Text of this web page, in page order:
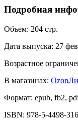
Подробная
Объем: 204 стр.
Дата выпуска: 27
Возрастное
В магазинах: Ozon
Формат: epub, fb2,
ISBN: 978-5-4498-